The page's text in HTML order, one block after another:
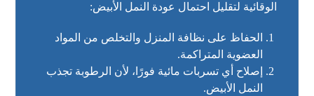
الوقائية لتقليل احتمال عودة النمل الأبيض:
الحفاظ على نظافة المنزل والتخلص من المواد
العضوية المتراكمة.
إصلاح أي تسربات مائية فورًا، لأن الرطوبة تجذب
النمل الأبيض.